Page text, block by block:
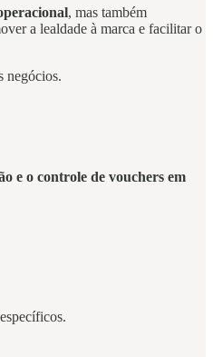
, mas também
a lealdade à marca e facilitar o
negócios.
e o controle de vouchers em